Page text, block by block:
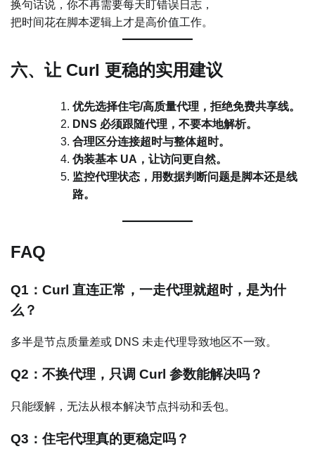
换句话说，你不再需要每天盯错误日志，
把时间花在脚本逻辑上才是高价值工作。
六、让 Curl 更稳的实用建议
优先选择住宅/高质量代理，拒绝免费共享线。
DNS 必须跟随代理，不要本地解析。
合理区分连接超时与整体超时。
伪装基本 UA，让访问更自然。
监控代理状态，用数据判断问题是脚本还是线
路。
FAQ
Q1：Curl 直连正常，一走代理就超时，是为什
么？
多半是节点质量差或 DNS 未走代理导致地区不一致。
Q2：不换代理，只调 Curl 参数能解决吗？
只能缓解，无法从根本解决节点抖动和丢包。
Q3：住宅代理真的更稳定吗？